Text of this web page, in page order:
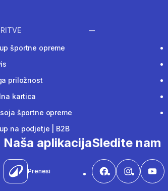
športne opreme
priložnost
kartica
športne opreme
na podjetje | B2B
Naša aplikacija
Prenesi
Sledite nam